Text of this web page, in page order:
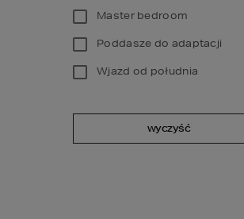
Master bedroom
Poddasze do adaptacji
Wjazd od południa
wyczyść